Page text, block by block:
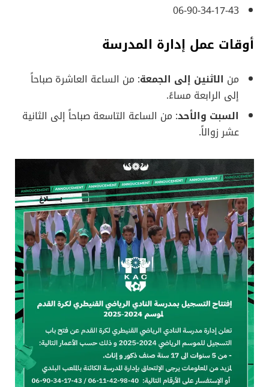
06-90-34-17-43
أوقات عمل إدارة المدرسة
من الاثنين إلى الجمعة: من الساعة العاشرة صباحاً
إلى الرابعة مساءً.
السبت والأحد: من الساعة التاسعة صباحاً إلى الثانية
عشر زوالاً.